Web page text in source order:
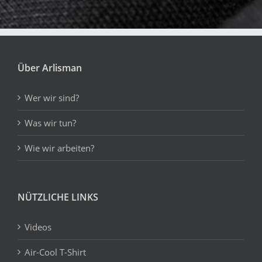
Über Arlisman
Wer wir sind?
Was wir tun?
Wie wir arbeiten?
NÜTZLICHE LINKS
Videos
Air-Cool T-Shirt